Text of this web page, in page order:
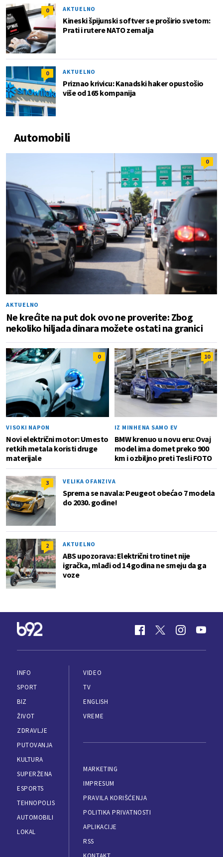
0 AKTUELNO
Kineski špijunski softver se proširio svetom:
Prati i rutere NATO zemalja
0 AKTUELNO
Priznao krivicu: Kanadski haker opustošio
više od 165 kompanija
Automobili
0
AKTUELNO
Ne krećite na put dok ovo ne proverite: Zbog
nekoliko hiljada dinara možete ostati na granici
0
VISOKI NAPON
Novi električni motor: Umesto
retkih metala koristi druge
materijale
10
IZ MINHENA SAMO EV
BMW krenuo u novu eru: Ovaj
model ima domet preko 900
km i ozbiljno preti Tesli FOTO
3 VELIKA OFANZIVA
Sprema se navala: Peugeot obećao 7 modela
do 2030. godine!
2 AKTUELNO
ABS upozorava: Električni trotinet nije
igračka, mlađi od 14 godina ne smeju da ga
voze
INFO
SPORT
BIZ
ŽIVOT
ZDRAVLJE
PUTOVANJA
KULTURA
SUPERŽENA
ESPORTS
TEHNOPOLIS
AUTOMOBILI
LOKAL
VIDEO
TV
ENGLISH
VREME
MARKETING
IMPRESUM
PRAVILA KORIŠĆENJA
POLITIKA PRIVATNOSTI
APLIKACIJE
RSS